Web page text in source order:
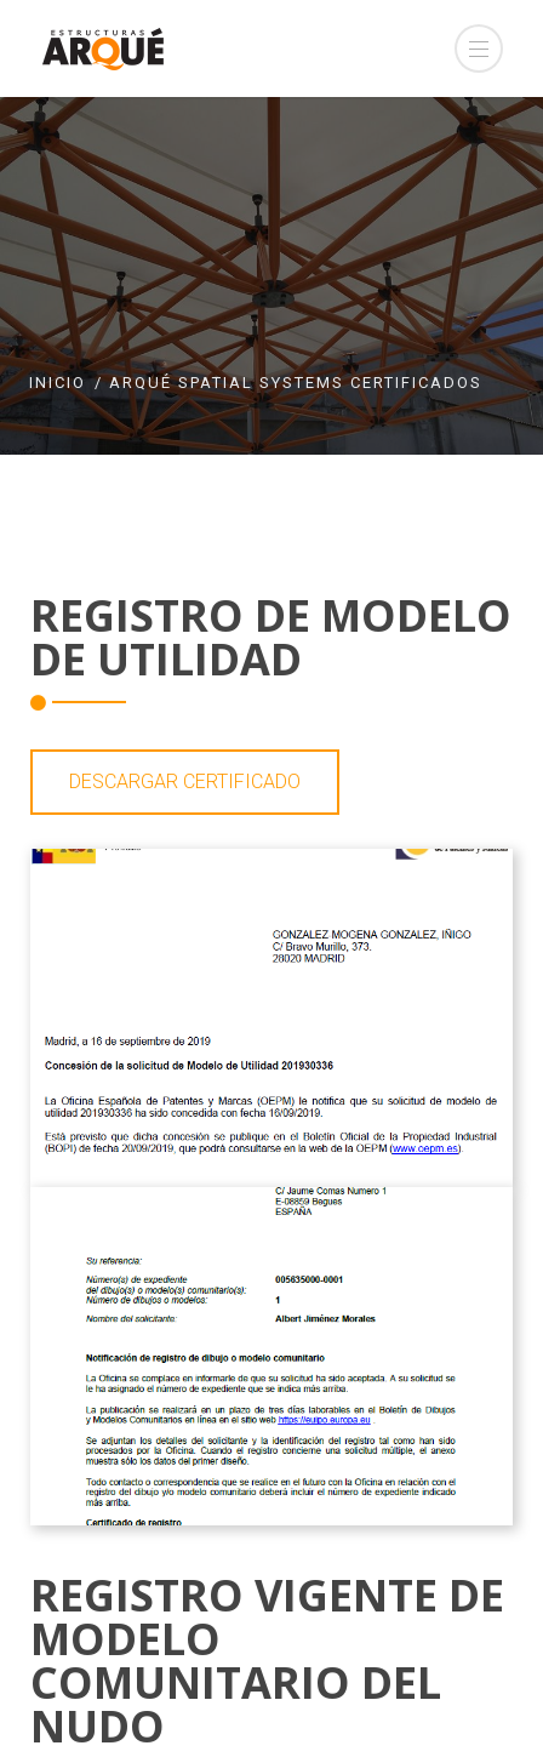
INICIO ARQUÉ SPATIAL SYSTEMS CERTIFICADOS
REGISTRO DE MODELO
DE UTILIDAD
DESCARGAR CERTIFICADO
REGISTRO VIGENTE DE
MODELO
COMUNITARIO DEL
NUDO